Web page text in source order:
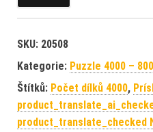
SKU: 20508
Kategorie: Puzzle 4000 –
Štítků: Počet dílků 4000,
product_translate_checked